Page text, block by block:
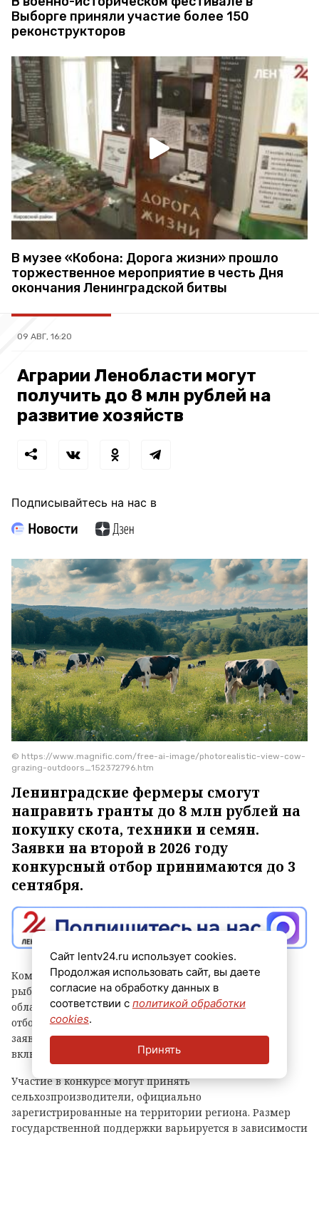
Выборге приняли участие более 150
реконструкторов
В музее «Кобона: Дорога жизни» прошло
торжественное мероприятие в честь Дня
окончания Ленинградской битвы
09 АВГ, 16:20
Аграрии Ленобласти могут
получить до 8 млн рублей на
развитие хозяйств
Подписывайтесь на нас в
© https://www.magnific.com/free-ai-image/photorealistic-view-cow-
grazing-outdoors_152372796.htm
Ленинградские фермеры смогут
направить гранты до 8 млн рублей на
покупку скота, техники и семян.
Заявки на второй в 2026 году
конкурсный отбор принимаются до 3
сентября.
Комитет по агропромышленному и
рыбохозяйственному комплексу Ленинградской
области объявил о втором в 2026 году конкурсном
отборе на грант «Ленинградский фермер». Прием
заявок от претендентов продлится до 3 сентября
включительно.
Участие в конкурсе могут принять
сельхозпроизводители, официально
зарегистрированные на территории региона. Размер
государственной поддержки варьируется в зависимости
Сайт lentv24.ru использует cookies.
Продолжая использовать сайт, вы даете
согласие на обработку данных в
соответствии с политикой обработки
cookies.
Принять